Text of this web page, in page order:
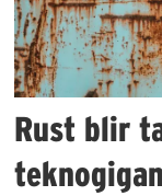
Rust blir